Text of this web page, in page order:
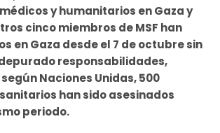
y humanitarios en Gaza y
cinco miembros de MSF han
en Gaza desde el 7 de octubre sin
responsabilidades,
Naciones Unidas, 500
han sido asesinados
periodo.